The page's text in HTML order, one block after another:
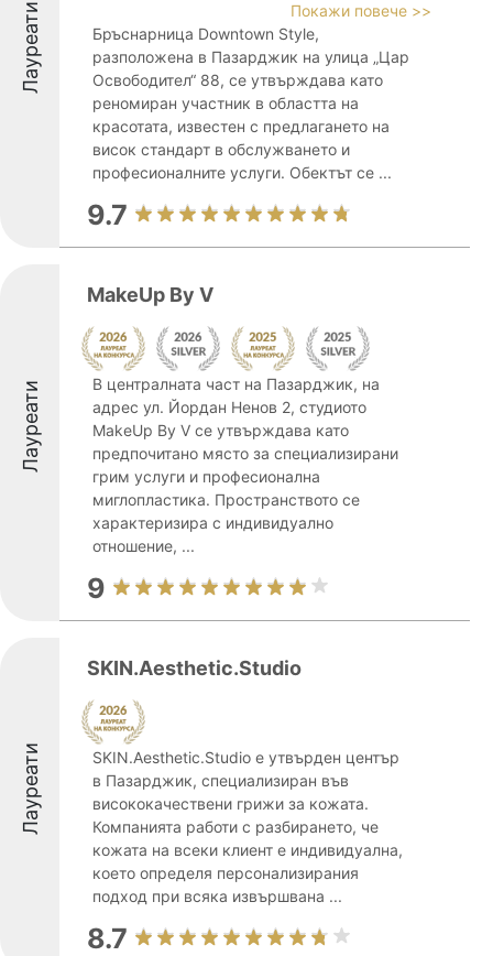
Лауреати
Покажи повече >>
Бръснарница Downtown Style,
разположена в Пазарджик на улица „Цар
Освободител“ 88, се утвърждава като
реномиран участник в областта на
красотата, известен с предлагането на
висок стандарт в обслужването и
професионалните услуги. Обектът се ...
9.7
Лауреати
MakeUp By V
В централната част на Пазарджик, на
адрес ул. Йордан Ненов 2, студиото
MakeUp By V се утвърждава като
предпочитано място за специализирани
грим услуги и професионална
миглопластика. Пространството се
характеризира с индивидуално
отношение, ...
9
Лауреати
SKIN.Aesthetic.Studio
SKIN.Aesthetic.Studio е утвърден център
в Пазарджик, специализиран във
висококачествени грижи за кожата.
Компанията работи с разбирането, че
кожата на всеки клиент е индивидуална,
което определя персонализирания
подход при всяка извършвана ...
8.7